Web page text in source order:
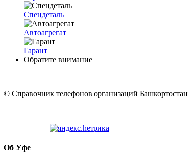
Спецдеталь
Автоагрегат
Гарант
Обратите внимание
© Cправочник телефонов организаций
Об Уфе